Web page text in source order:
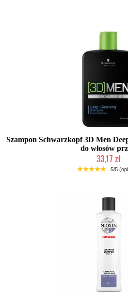
Szampon Schwarzkopf 3D Men
do włosów
33,17 zł
Produkt 5/5